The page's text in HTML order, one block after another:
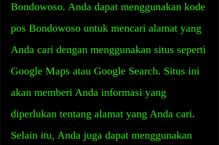
Bondowoso. Anda dapat menggunakan kode
pos Bondowoso untuk mencari alamat yang
Anda cari dengan menggunakan situs seperti
Google Maps atau Google Search. Situs ini
akan memberi Anda informasi yang
diperlukan tentang alamat yang Anda cari.
Selain itu, Anda juga dapat menggunakan